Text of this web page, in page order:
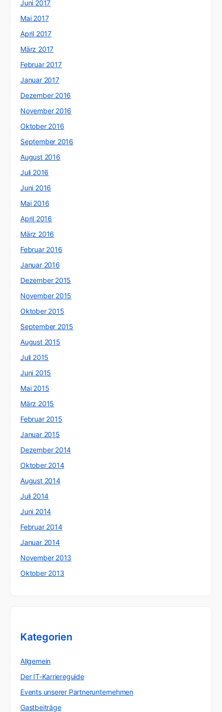
Juni 2017
Mai 2017
April 2017
März 2017
Februar 2017
Januar 2017
Dezember 2016
November 2016
Oktober 2016
September 2016
August 2016
Juli 2016
Juni 2016
Mai 2016
April 2016
März 2016
Februar 2016
Januar 2016
Dezember 2015
November 2015
Oktober 2015
September 2015
August 2015
Juli 2015
Juni 2015
Mai 2015
März 2015
Februar 2015
Januar 2015
Dezember 2014
Oktober 2014
August 2014
Juli 2014
Juni 2014
Februar 2014
Januar 2014
November 2013
Oktober 2013
Kategorien
Allgemein
Der IT-Karriereguide
Events unserer Partnerunternehmen
Gastbeiträge